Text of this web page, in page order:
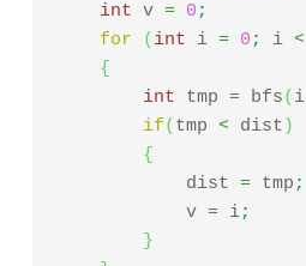
int v = 0 ;
for
( int i = 0 ; i <
{
int tmp = bfs( i
if( tmp < dist )
{
            dist
= tmp ;
            v
= i;
}